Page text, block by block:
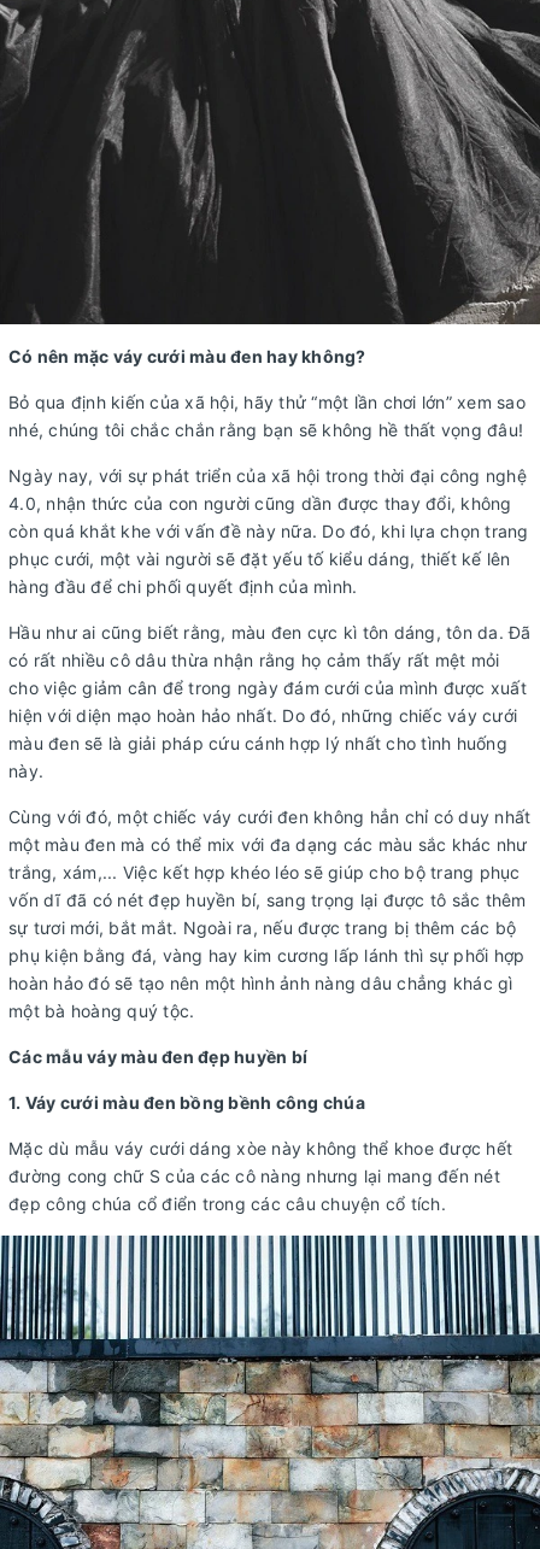
Có nên mặc váy cưới màu đen hay không?
Bỏ qua định kiến của xã hội, hãy thử “một lần chơi lớn” xem sao
nhé, chúng tôi chắc chắn rằng bạn sẽ không hề thất vọng đâu!
Ngày nay, với sự phát triển của xã hội trong thời đại công nghệ
4.0, nhận thức của con người cũng dần được thay đổi, không
còn quá khắt khe với vấn đề này nữa. Do đó, khi lựa chọn trang
phục cưới, một vài người sẽ đặt yếu tố kiểu dáng, thiết kế lên
hàng đầu để chi phối quyết định của mình.
Hầu như ai cũng biết rằng, màu đen cực kì tôn dáng, tôn da. Đã
có rất nhiều cô dâu thừa nhận rằng họ cảm thấy rất mệt mỏi
cho việc giảm cân để trong ngày đám cưới của mình được xuất
hiện với diện mạo hoàn hảo nhất. Do đó, những chiếc váy cưới
màu đen sẽ là giải pháp cứu cánh hợp lý nhất cho tình huống
này.
Cùng với đó, một chiếc váy cưới đen không hẳn chỉ có duy nhất
một màu đen mà có thể mix với đa dạng các màu sắc khác như
trắng, xám,... Việc kết hợp khéo léo sẽ giúp cho bộ trang phục
vốn dĩ đã có nét đẹp huyền bí, sang trọng lại được tô sắc thêm
sự tươi mới, bắt mắt. Ngoài ra, nếu được trang bị thêm các bộ
phụ kiện bằng đá, vàng hay kim cương lấp lánh thì sự phối hợp
hoàn hảo đó sẽ tạo nên một hình ảnh nàng dâu chẳng khác gì
một bà hoàng quý tộc.
Các mẫu váy màu đen đẹp huyền bí
1. Váy cưới màu đen bồng bềnh công chúa
Mặc dù mẫu váy cưới dáng xòe này không thể khoe được hết
đường cong chữ S của các cô nàng nhưng lại mang đến nét
đẹp công chúa cổ điển trong các câu chuyện cổ tích.